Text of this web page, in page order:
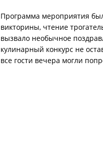
Программа мероприятия
викторины, чтение
вызвало необычное
кулинарный конкурс не
все гости вечера могли